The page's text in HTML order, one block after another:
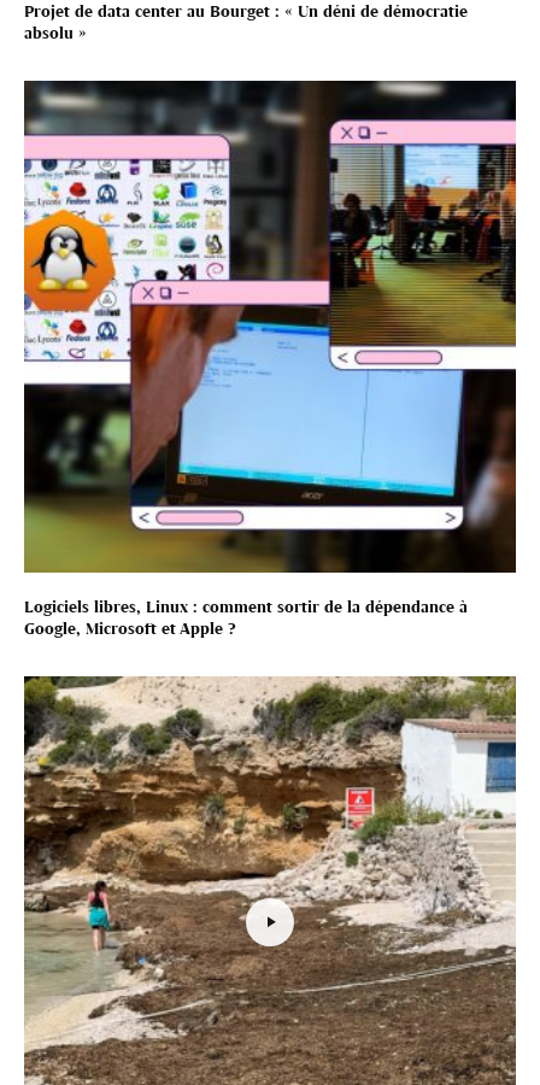
Projet de data center au Bourget : « Un déni de démocratie
absolu »
Logiciels libres, Linux : comment sortir de la dépendance à
Google, Microsoft et Apple ?